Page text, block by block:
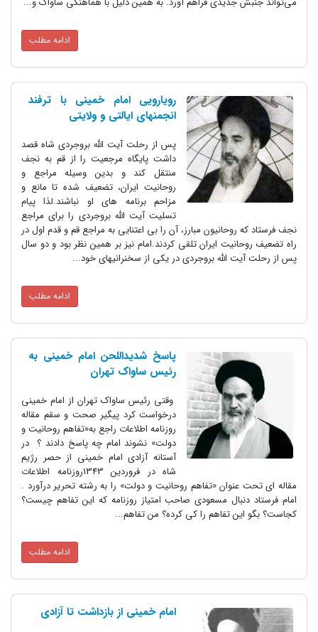
ادامه مطلب
رویارویی امام خمینی با ترفند
انجمنهای ایالتی و ولایتی
پس از رحلت آیت الله بروجردی شاه قصد
داشت پایگاه مرجعیت را از قم به نجف
منتقل کند و بدین وسیله مراجع و
روحانیت ایران، تضعیف شده تا مانع و
مزاحم برنامه های او نباشند.لذا پیام
تسلیت آیت الله بروجردی را برای مراجع
نجف فرستاد که روحانیون مبارز، آن را بی اعتنایی به مراجع قم و قدم اول در
راه تضعیف روحانیت ایران تلقی کردند.امام نیز بر همین نظر بود و دو سال
پس از رحلت آیت الله بروجردی در یکی از سخنرانیهای خود...
ادامه مطلب
پاسخ شدیداللحن امام خمینی به
رئیس ساواک تهران
وقتی رئیس ساواک تهران از امام خمینی
درخواست کرد پیگیر صحت و سقم مقاله
روزنامه اطلاعات راجع به«تفاهم روحانیت و
دولت» نشوند امام چه پاسخ دادند ؟ در
آستانه آزادی امام خمینی از حصر رژیم
شاه در فروردین 1343روزنامه اطلاعات
مقاله ای تحت عنوان «تفاهم روحانیت و دولت» را به رشته تحریر درآورد .
امام فرستاد دنبال مسعودی صاحب امتیاز روزنامه که این تفاهم چیست‌؟
کجاست‌؟ بگو این تفاهم را کی کرده‌؟ من تفاهم...
ادامه مطلب
امام خمینی از بازداشت تا آزادی